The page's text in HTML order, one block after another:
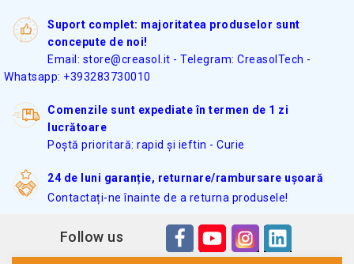
Suport complet: majoritatea produselor sunt
concepute de noi!
Email: store@creasol.it - Telegram: CreasolTech -
Whatsapp: +393283730010
Comenzile sunt expediate în termen de 1 zi
lucrătoare
Poștă prioritară: rapid și ieftin - Curie
24 de luni garanție, returnare/rambursare ușoară
Contactați-ne înainte de a returna produsele!
Follow us